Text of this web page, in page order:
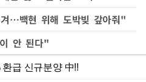
…백현 위해 도박빚 갚아줘"
안 된다"